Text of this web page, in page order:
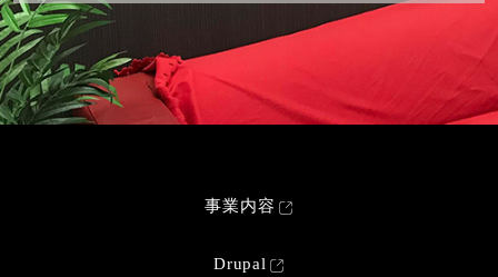
事業内容
Drupal